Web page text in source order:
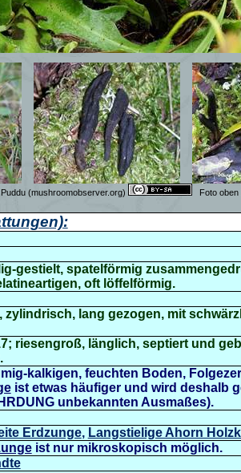
(mushroomobserver.org) Foto oben
gestielt, spatelförmig
, oft löffelförmig.
lang gezogen, mit
riesengroß, länglich, septiert und
kalkigen, feuchten Boden,
ist etwas häufiger und wird deshalb
unbekannten Ausmaßes).
Erdzunge, Langstielige Ahorn
ist nur mikroskopisch möglich.